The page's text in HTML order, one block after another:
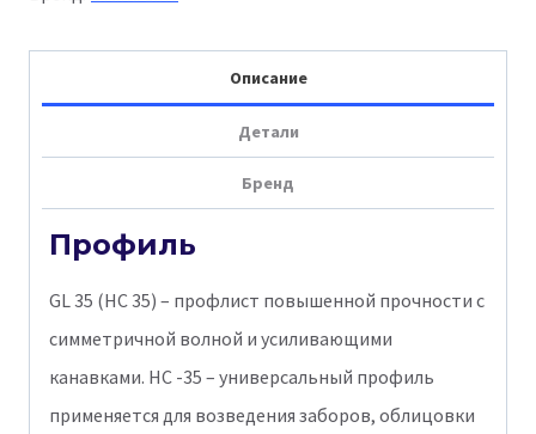
Профнастил
HC35
0,5
Ral
Описание
Детали
Бренд
Профиль
GL 35 (НС 35) – профлист повышенной прочности с
симметричной волной и усиливающими
канавками. НС -35 – универсальный профиль
применяется для возведения заборов, облицовки